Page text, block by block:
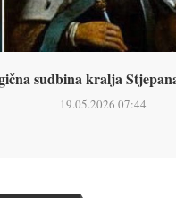
sudbina kralja
19.05.2026 07:44